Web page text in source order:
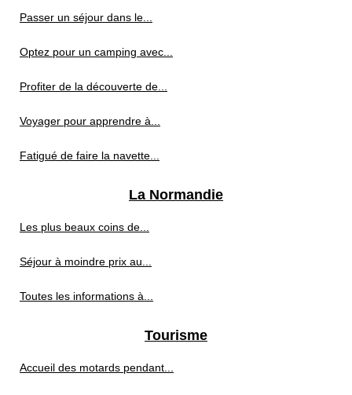
Passer un séjour dans le...
Optez pour un camping avec...
Profiter de la découverte de...
Voyager pour apprendre à...
Fatigué de faire la navette...
La Normandie
Les plus beaux coins de...
Séjour à moindre prix au...
Toutes les informations à...
Tourisme
Accueil des motards pendant...